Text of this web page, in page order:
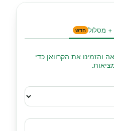
+ מסלול חדש
והזמינו את הקרוואן כדי